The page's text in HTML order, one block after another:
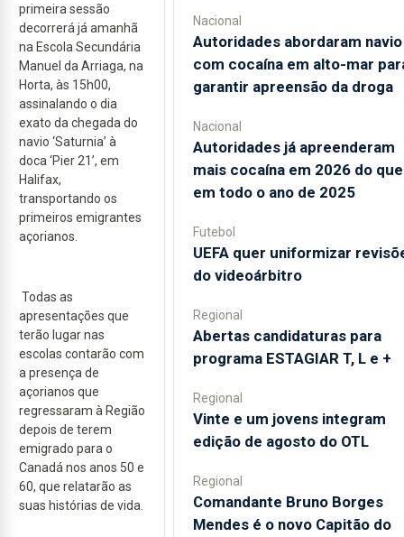
primeira sessão
decorrerá já amanhã
na Escola Secundária
Manuel da Arriaga, na
Horta, às 15h00,
assinalando o dia
exato da chegada do
navio ‘Saturnia’ à
doca ‘Pier 21’, em
Halifax,
transportando os
primeiros emigrantes
açorianos.
Todas as
apresentações que
terão lugar nas
escolas contarão com
a presença de
açorianos que
regressaram à Região
depois de terem
emigrado para o
Canadá nos anos 50 e
60, que relatarão as
suas histórias de vida.
Nacional
Autoridades abordaram navio
com cocaína em alto-mar
garantir apreensão da droga
Nacional
Autoridades já apreenderam
mais cocaína em 2026 do que
em todo o ano de 2025
Futebol
UEFA quer uniformizar
do videoárbitro
Regional
Abertas candidaturas para
programa ESTAGIAR T, L e +
Regional
Vinte e um jovens integram
edição de agosto do OTL
Regional
Comandante Bruno Borges
Mendes é o novo Capitão do